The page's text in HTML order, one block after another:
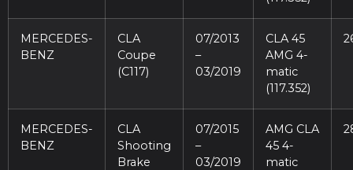
MERCEDES-
BENZ
CLA
Coupe
(C117)
07/2013
–
03/2019
CLA 45
AMG 4-
matic
(117.352)
MERCEDES-
BENZ
CLA
Shooting
Brake
07/2015
–
03/2019
AMG CLA
45 4-
matic